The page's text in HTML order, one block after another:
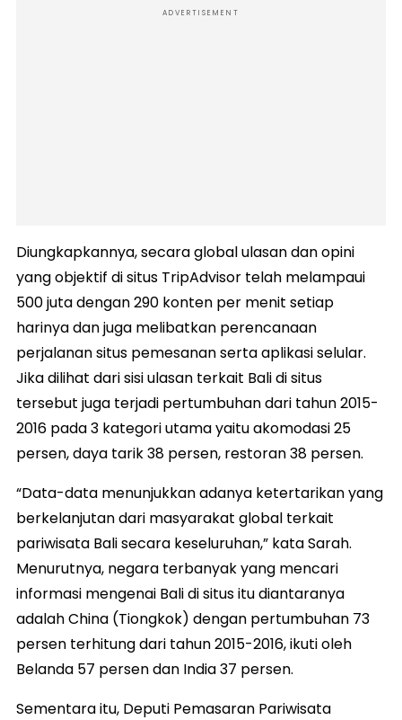
ADVERTISEMENT
Diungkapkannya, secara global ulasan dan opini
yang objektif di situs TripAdvisor telah melampaui
500 juta dengan 290 konten per menit setiap
harinya dan juga melibatkan perencanaan
perjalanan situs pemesanan serta aplikasi selular.
Jika dilihat dari sisi ulasan terkait Bali di situs
tersebut juga terjadi pertumbuhan dari tahun 2015-
2016 pada 3 kategori utama yaitu akomodasi 25
persen, daya tarik 38 persen, restoran 38 persen.
“Data-data menunjukkan adanya ketertarikan yang
berkelanjutan dari masyarakat global terkait
pariwisata Bali secara keseluruhan,” kata Sarah.
Menurutnya, negara terbanyak yang mencari
informasi mengenai Bali di situs itu diantaranya
adalah China (Tiongkok) dengan pertumbuhan 73
persen terhitung dari tahun 2015-2016, ikuti oleh
Belanda 57 persen dan India 37 persen.
Sementara itu, Deputi Pemasaran Pariwisata